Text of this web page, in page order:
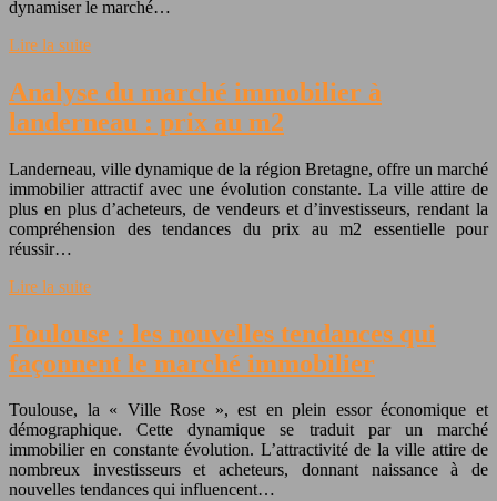
dynamiser le marché…
Lire la suite
Analyse du marché immobilier à
landerneau : prix au m2
Landerneau, ville dynamique de la région Bretagne, offre un marché
immobilier attractif avec une évolution constante. La ville attire de
plus en plus d’acheteurs, de vendeurs et d’investisseurs, rendant la
compréhension des tendances du prix au m2 essentielle pour
réussir…
Lire la suite
Toulouse : les nouvelles tendances qui
façonnent le marché immobilier
Toulouse, la « Ville Rose », est en plein essor économique et
démographique. Cette dynamique se traduit par un marché
immobilier en constante évolution. L’attractivité de la ville attire de
nombreux investisseurs et acheteurs, donnant naissance à de
nouvelles tendances qui influencent…